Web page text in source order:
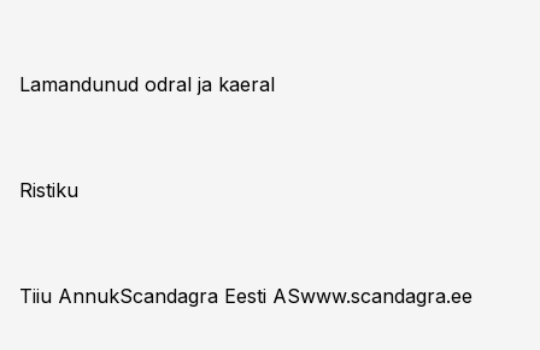
Lamandunud odral ja kaeral
Ristiku
Tiiu AnnukScandagra Eesti ASwww.scandagra.ee